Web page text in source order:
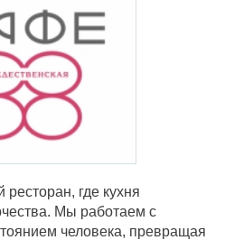
где кухня
Мы работаем с
человека, превращая